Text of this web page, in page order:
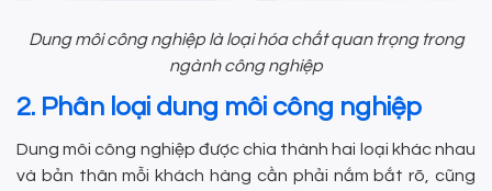
Dung môi công nghiệp là loại hóa chất quan trọng trong
ngành công nghiệp
2. Phân loại dung môi công nghiệp
Dung môi công nghiệp được chia thành hai loại khác nhau
và bản thân mỗi khách hàng cần phải nắm bắt rõ, cũng